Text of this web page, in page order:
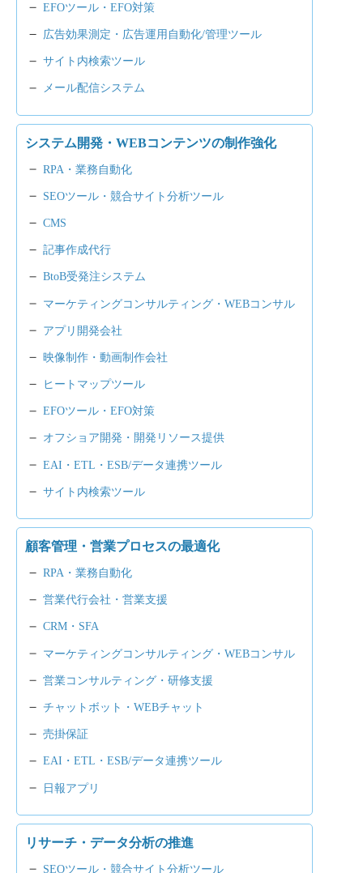
EFOツール・EFO対策
広告効果測定・広告運用自動化/管理ツール
サイト内検索ツール
メール配信システム
システム開発・WEBコンテンツの制作強化
RPA・業務自動化
SEOツール・競合サイト分析ツール
CMS
記事作成代行
BtoB受発注システム
マーケティングコンサルティング・WEBコンサル
アプリ開発会社
映像制作・動画制作会社
ヒートマップツール
EFOツール・EFO対策
オフショア開発・開発リソース提供
EAI・ETL・ESB/データ連携ツール
サイト内検索ツール
顧客管理・営業プロセスの最適化
RPA・業務自動化
営業代行会社・営業支援
CRM・SFA
マーケティングコンサルティング・WEBコンサル
営業コンサルティング・研修支援
チャットボット・WEBチャット
売掛保証
EAI・ETL・ESB/データ連携ツール
日報アプリ
リサーチ・データ分析の推進
SEOツール・競合サイト分析ツール